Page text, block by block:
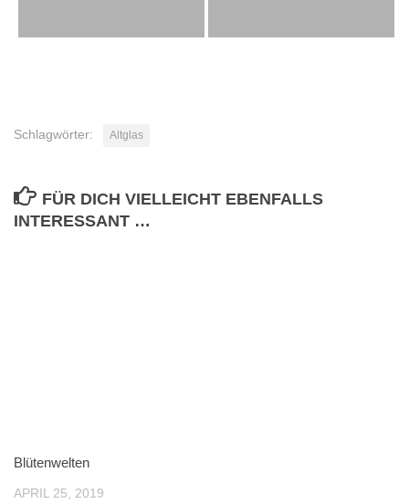
Schlagwörter: Altglas
FÜR DICH VIELLEICHT EBENFALLS
INTERESSANT …
Blütenwelten
APRIL 25, 2019